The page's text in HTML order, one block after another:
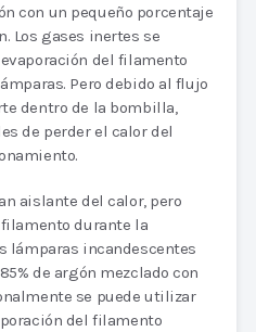
con un pequeño porcentaje
Los gases inertes se
del filamento
Pero debido al flujo
dentro de la bombilla,
de perder el calor del
aislante del calor, pero
durante la
lámparas incandescentes
de argón mezclado con
se puede utilizar
del filamento